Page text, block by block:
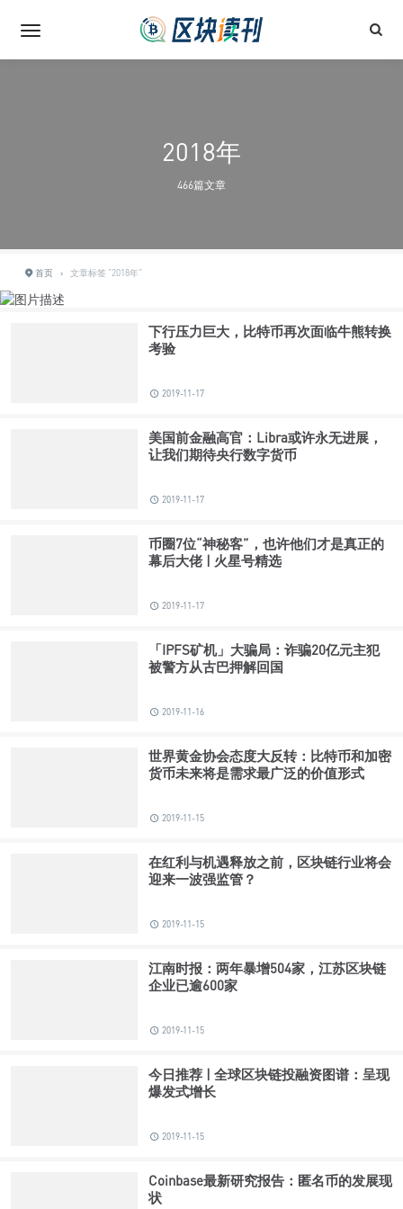
2018年
466篇文章
首页 › 文章标签 "2018年"
下行压力巨大，比特币再次面临牛熊转换
考验
2019-11-17
美国前金融高官：Libra或许永无进展，
让我们期待央行数字货币
2019-11-17
币圈7位“神秘客”，也许他们才是真正的
幕后大佬 | 火星号精选
2019-11-17
「IPFS矿机」大骗局：诈骗20亿元主犯
被警方从古巴押解回国
2019-11-16
世界黄金协会态度大反转：比特币和加密
货币未来将是需求最广泛的价值形式
2019-11-15
在红利与机遇释放之前，区块链行业将会
迎来一波强监管？
2019-11-15
江南时报：两年暴增504家，江苏区块链
企业已逾600家
2019-11-15
今日推荐 | 全球区块链投融资图谱：呈现
爆发式增长
2019-11-15
Coinbase最新研究报告：匿名币的发展现
状